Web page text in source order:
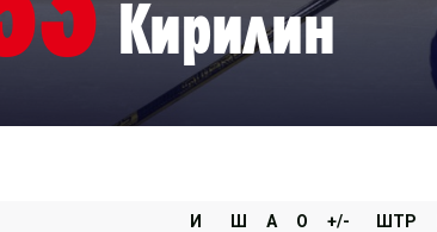
Машина-Юниор
Советов
Спартак-МАХ
Локо-76
МХК Молот
Сибирские Cнайперы
Спутник Ал
Кирилин
И Ш А О +/- ШТР